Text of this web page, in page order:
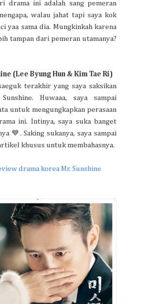
drama ini adalah sang pemeran
walau jahat tapi saya kok
yaa sama dia. Mungkinkah karena
tampan dari pemeran utamanya?
(Lee Byung Hun & Kim Tae Ri)
terakhir yang saya saksikan
Huwaaa, saya sampai
untuk mengungkapkan perasaan
ini. Intinya, saya suka banget
💙. Saking sukanya, saya sampai
khusus untuk membahasnya.
drama korea Mr. Sunshine